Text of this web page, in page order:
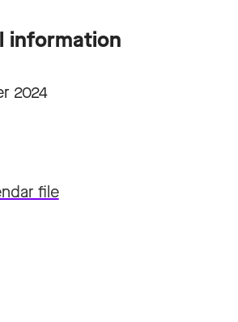
information
2024
file